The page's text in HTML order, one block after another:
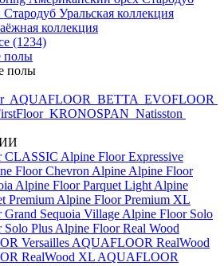
Стародуб Уральская коллекция
коллекция
(1234)
полы
полы
AQUAFLOOR BETTA EVOFLOOR
KRONOSPAN Natisston
CLASSIC Alpine Floor Expressive
Floor Chevron Alpine Alpine Floor
Alpine Floor Parquet Light Alpine
Premium Alpine Floor Premium XL
Sequoia Village Alpine Floor Solo
Solo Plus Alpine Floor Real Wood
Versailles AQUAFLOOR RealWood
RealWood XL AQUAFLOOR